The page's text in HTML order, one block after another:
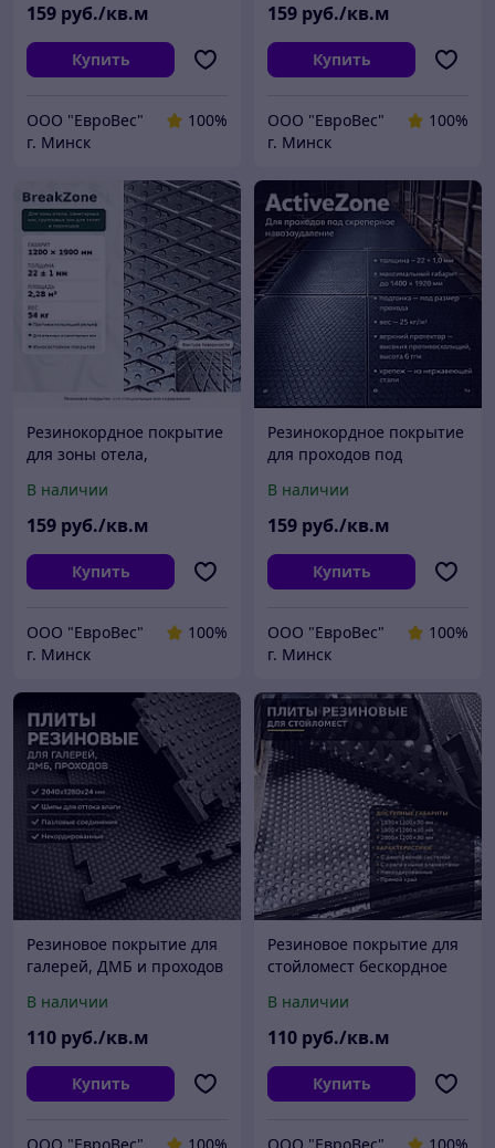
159 руб./кв.м
Купить
ООО "ЕвроВес"
100%
г. Минск
159 руб./кв.м
Купить
ООО "ЕвроВес"
100%
г. Минск
Резинокордное покрытие
для зоны отела,
зон Break Zone
В наличии
159 руб./кв.м
Купить
ООО "ЕвроВес"
100%
г. Минск
Резинокордное покрытие
для проходов под
навозоудаление
ActiveZone
В наличии
159 руб./кв.м
Купить
ООО "ЕвроВес"
100%
г. Минск
Резиновое покрытие для
галерей, ДМБ и проходов
В наличии
110 руб./кв.м
Купить
Резиновое покрытие для
стойломест бескордное
В наличии
110 руб./кв.м
Купить